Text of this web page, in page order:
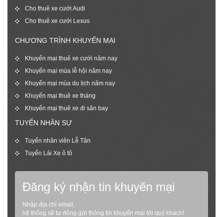
Cho thuê xe cưới Audi
Cho thuê xe cưới Lexus
CHƯƠNG TRÌNH KHUYẾN MẠI
Khuyến mại thuê xe cưới năm nay
Khuyến mại mùa lễ hội năm nay
Khuyến mại mùa du lịch năm nay
Khuyến mại thuê xe tháng
Khuyến mại thuê xe đi sân bay
TUYỂN NHÂN SỰ
Tuyển nhân viên Lễ Tân
Tuyển Lái Xe ô tô
Đăng ký nhận tin khuyến mại
Nhập địa chỉ email,
hệ thống sẽ tự động gửi thông tin khuyến mại tới quý khách!